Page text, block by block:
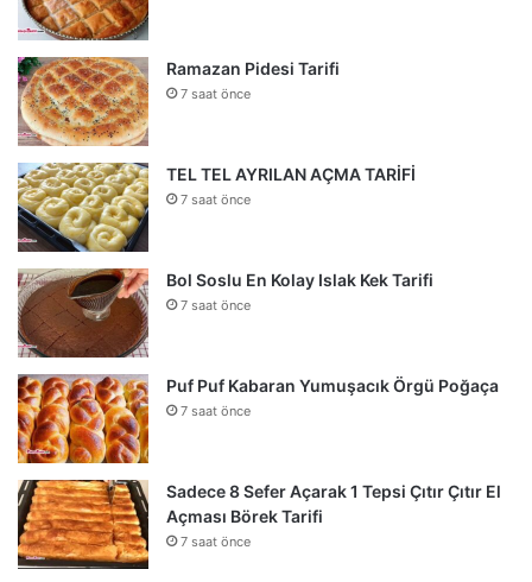
Ramazan Pidesi Tarifi
7 saat önce
TEL TEL AYRILAN AÇMA TARİFİ
7 saat önce
Bol Soslu En Kolay Islak Kek Tarifi
7 saat önce
Puf Puf Kabaran Yumuşacık Örgü Poğaça
7 saat önce
Sadece 8 Sefer Açarak 1 Tepsi Çıtır Çıtır El
Açması Börek Tarifi
7 saat önce